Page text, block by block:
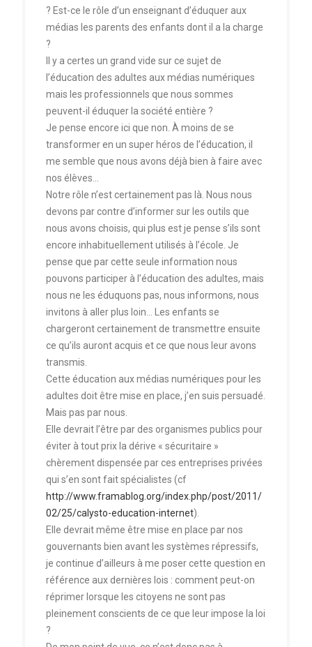
? Est-ce le rôle d’un enseignant d’éduquer aux
médias les parents des enfants dont il a la charge
?
Il y a certes un grand vide sur ce sujet de
l’éducation des adultes aux médias numériques
mais les professionnels que nous sommes
peuvent-il éduquer la société entière ?
Je pense encore ici que non. À moins de se
transformer en un super héros de l’éducation, il
me semble que nous avons déjà bien à faire avec
nos élèves…
Notre rôle n’est certainement pas là. Nous nous
devons par contre d’informer sur les outils que
nous avons choisis, qui plus est je pense s’ils sont
encore inhabituellement utilisés à l’école. Je
pense que par cette seule information nous
pouvons participer à l’éducation des adultes, mais
nous ne les éduquons pas, nous informons, nous
invitons à aller plus loin… Les enfants se
chargeront certainement de transmettre ensuite
ce qu’ils auront acquis et ce que nous leur avons
transmis.
Cette éducation aux médias numériques pour les
adultes doit être mise en place, j’en suis persuadé.
Mais pas par nous.
Elle devrait l’être par des organismes publics pour
éviter à tout prix la dérive « sécuritaire »
chèrement dispensée par ces entreprises privées
qui s’en sont fait spécialistes (cf
http://www.framablog.org/index.php/post/2011/
02/25/calysto-education-internet).
Elle devrait même être mise en place par nos
gouvernants bien avant les systèmes répressifs,
je continue d’ailleurs à me poser cette question en
référence aux dernières lois : comment peut-on
réprimer lorsque les citoyens ne sont pas
pleinement conscients de ce que leur impose la loi
?